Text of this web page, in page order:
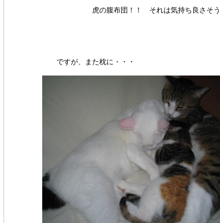
虎の腹布団！！ それは気持ち良さそう～～
ですが、また枕に・・・